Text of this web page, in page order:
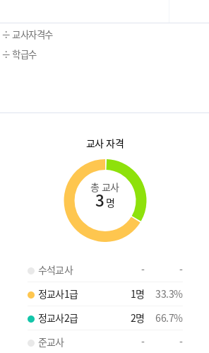
÷ 교사자격수
÷ 학급수
교사 자격
총 교사
3 명
수석교사 -
-
정교사1급
1명 33.3%
정교사2급
2명 66.7%
준교사
-
-